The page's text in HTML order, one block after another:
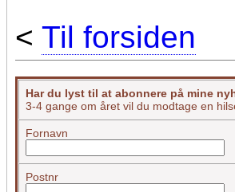
< Til forsiden
Har du lyst til at abonnere på mine
3-4 gange om året vil du modtage en
Fornavn
Postnr